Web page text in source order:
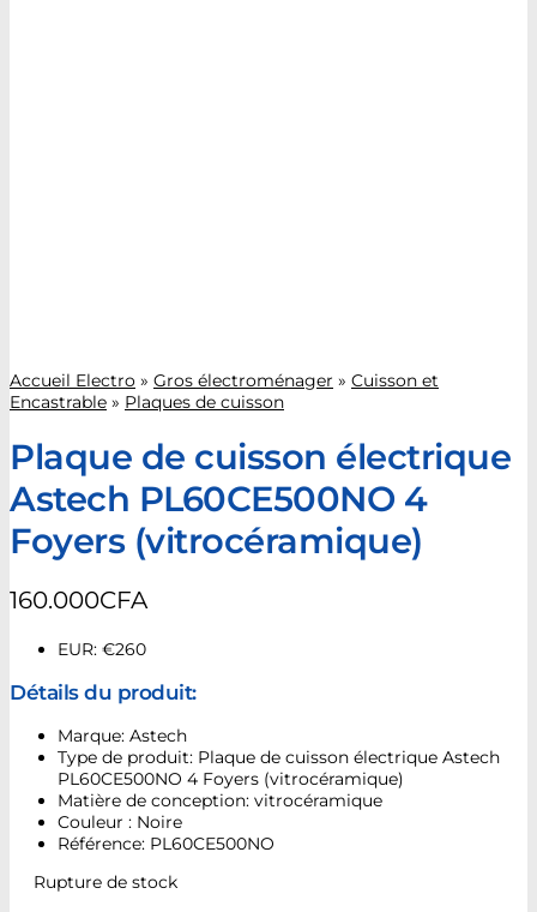
Accueil Electro » Gros électroménager » Cuisson et
Encastrable » Plaques de cuisson
Plaque de cuisson électrique
Astech PL60CE500NO 4
Foyers (vitrocéramique)
160.000CFA
EUR: €260
Détails du produit:
Marque: Astech
Type de produit: Plaque de cuisson électrique Astech
PL60CE500NO 4 Foyers (vitrocéramique)
Matière de conception: vitrocéramique
Couleur : Noire
Référence: PL60CE500NO
Rupture de stock